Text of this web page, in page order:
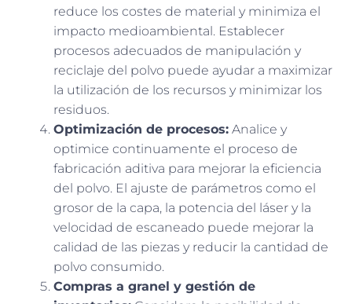
reduce los costes de material y minimiza el
impacto medioambiental. Establecer
procesos adecuados de manipulación y
reciclaje del polvo puede ayudar a maximizar
la utilización de los recursos y minimizar los
residuos.
Optimización de procesos: Analice y
optimice continuamente el proceso de
fabricación aditiva para mejorar la eficiencia
del polvo. El ajuste de parámetros como el
grosor de la capa, la potencia del láser y la
velocidad de escaneado puede mejorar la
calidad de las piezas y reducir la cantidad de
polvo consumido.
Compras a granel y gestión de